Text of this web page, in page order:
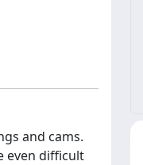
and cams.
even difficult